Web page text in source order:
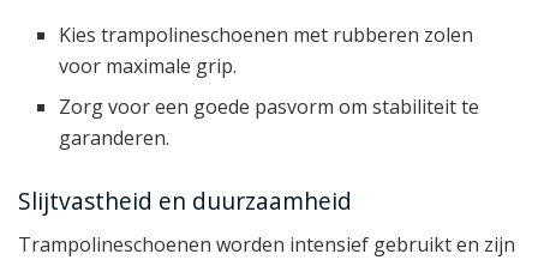
Kies trampolineschoenen met rubberen zolen
voor maximale grip.
Zorg voor een goede pasvorm om stabiliteit te
garanderen.
Slijtvastheid en duurzaamheid
Trampolineschoenen worden intensief gebruikt en zijn